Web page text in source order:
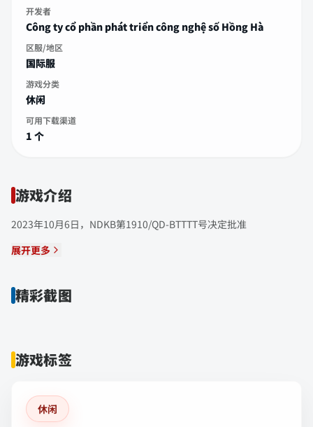
开发者
Công ty cổ phần phát triển công nghệ số Hồng Hà
区服/地区
国际服
游戏分类
休闲
可用下载渠道
1 个
游戏介绍
2023年10月6日，NDKB第1910/QD-BTTTT号决定批准
展开更多
精彩截图
游戏标签
休闲